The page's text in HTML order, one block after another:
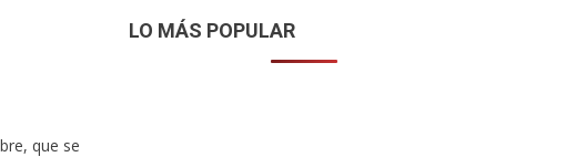
que se
LO MÁS POPULAR